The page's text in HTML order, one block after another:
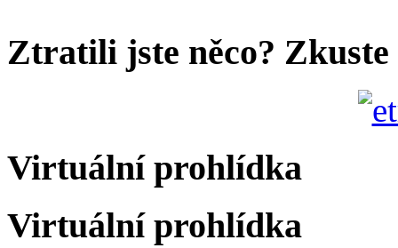
Ztratili jste něco? Zkuste
Virtuální prohlídka
Virtuální prohlídka